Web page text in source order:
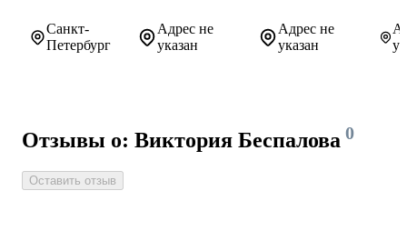
Санкт-
Петербург
Адрес не
указан
Адрес не
указан
Отзывы о: Виктория Беспалова 0
Оставить отзыв